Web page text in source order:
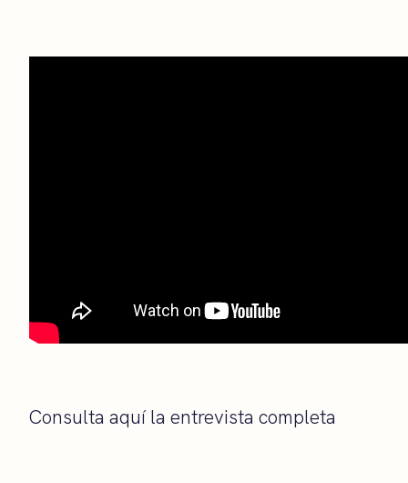
Consulta aquí la entrevista completa